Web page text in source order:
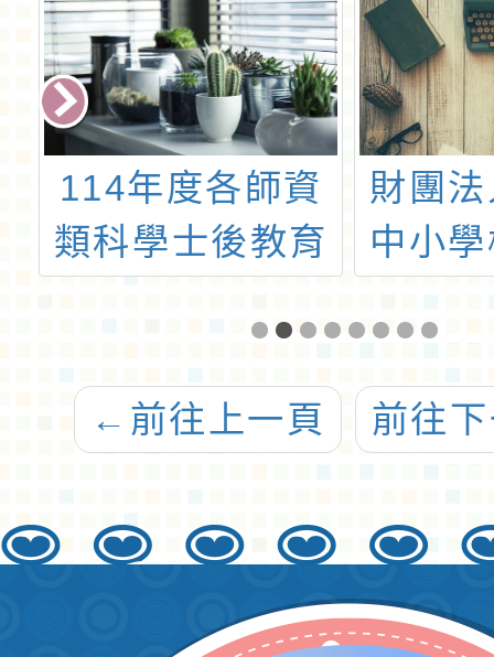
114年度各師資
類科學士後教育
財團
中小
辦理
假教
專業
← 前往上一頁 前往